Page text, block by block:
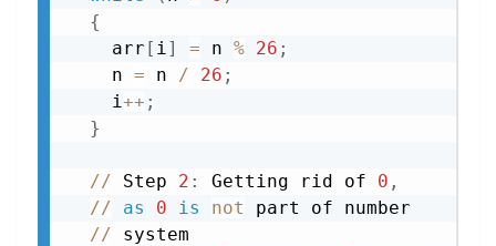
{
    arr
[ i] = n % 26 ;
    n
= n / 26 ;
    i
++ ;
}
// Step 2 : Getting rid of 0 ,
//
as 0 is not
part of number
// system